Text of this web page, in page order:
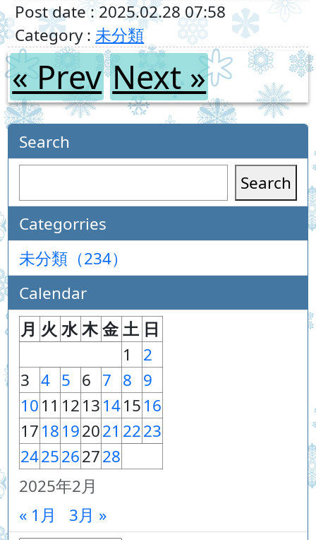
Post date : 2025.02.28 07:58
Category :未分類
« Prev Next »
Search
Search
Categorries
未分類（234）
Calendar
2025年2月
月 火 水木金 土 日
1
2
3 4 5 6 7 8 9
1011 1213141516
1718192021 2223
2425262728
« 1月 3月 »